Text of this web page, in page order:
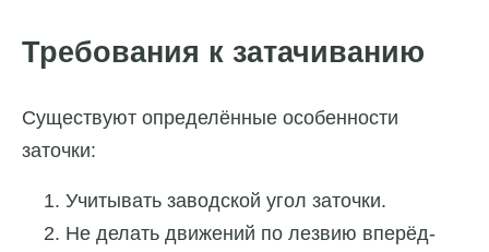
Требования к затачиванию
Существуют определённые особенности
заточки:
Учитывать заводской угол заточки.
Не делать движений по лезвию вперёд-